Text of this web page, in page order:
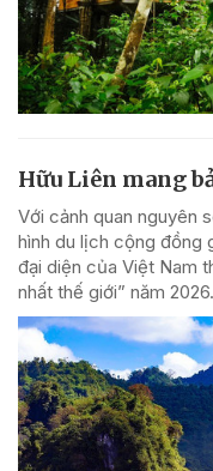
Hữu Liên mang
Với cảnh quan nguyên
hình du lịch cộng đồng
đại diện của Việt Nam
nhất thế giới” năm 2026.